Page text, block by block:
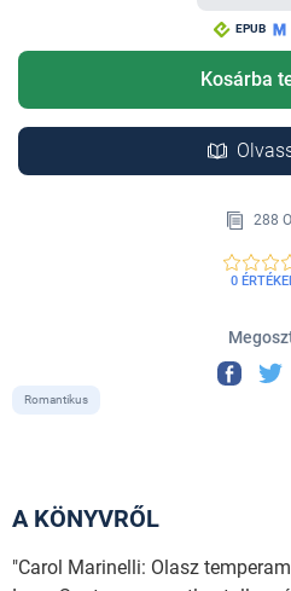
EPUB
Kosárba
288
0
Romantikus
A KÖNYVRŐL
"Carol Marinelli: Olasz